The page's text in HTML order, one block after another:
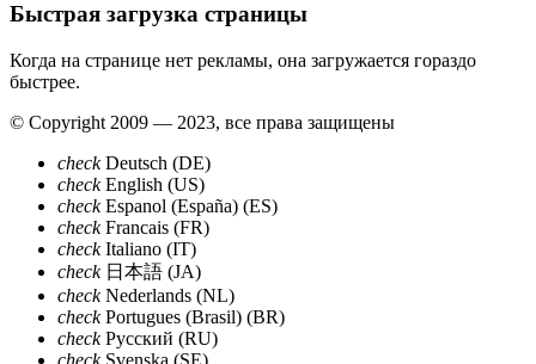
Быстрая загрузка страницы
Когда на странице нет рекламы, она загружается гораздо
быстрее.
© Copyright 2009 — 2023, все права защищены
checkDeutsch (DE)
checkEnglish (US)
checkEspanol (España) (ES)
checkFrancais (FR)
checkItaliano (IT)
check日本語 (JA)
checkNederlands (NL)
checkPortugues (Brasil) (BR)
checkPусский (RU)
checkSvenska (SE)